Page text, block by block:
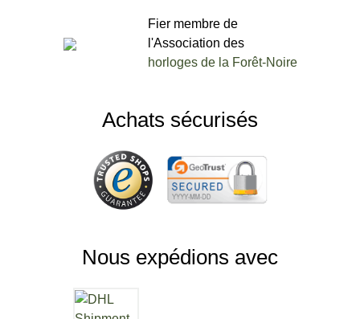
Fier membre de
l'Association des
horloges de la Forêt-Noire
Achats sécurisés
Nous expédions avec